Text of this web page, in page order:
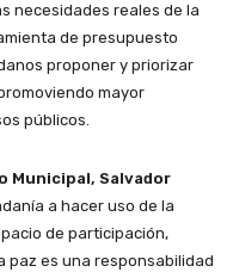
necesidades reales de la
de presupuesto
proponer y priorizar
mayor
públicos.
Municipal, Salvador
a hacer uso de la
de participación,
paz es una responsabilidad